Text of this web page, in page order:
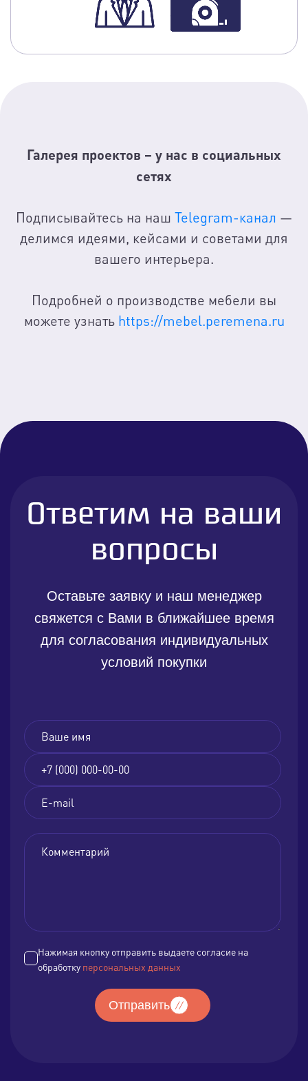
Галерея проектов – у нас в социальных
сетях
Подписывайтесь на наш Telegram-канал —
делимся идеями, кейсами и советами для
вашего интерьера.
Подробней о производстве мебели вы
можете узнать https://mebel.peremena.ru
Ответим на ваши
вопросы
Оставьте заявку и наш менеджер
свяжется с Вами в ближайшее время
для согласования индивидуальных
условий покупки
Нажимая кнопку отправить выдаете согласие на
обработку персональных данных
Отправить